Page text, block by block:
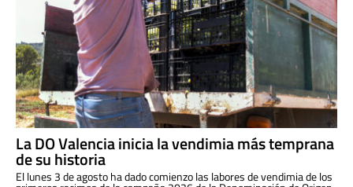
La DO Valencia inicia la vendimia más temprana
de su historia
El lunes 3 de agosto ha dado comienzo las labores de vendimia de los